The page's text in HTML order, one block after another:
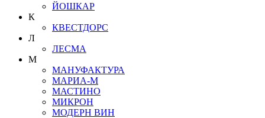
ЙОШКАР
К
КВЕСТДОРС
Л
ЛЕСМА
М
МАНУФАКТУРА
МАРИА-М
МАСТИНО
МИКРОН
МОДЕРН ВИН